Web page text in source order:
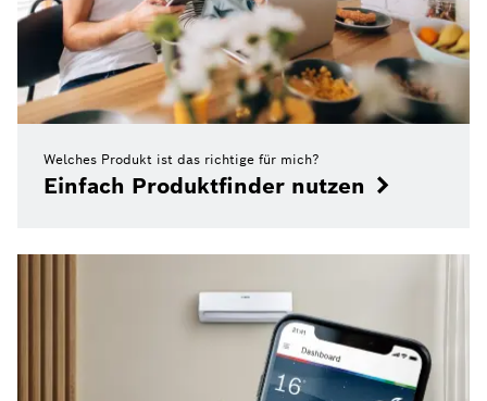
Welches Produkt ist das richtige für mich?
Einfach Produktfinder nutzen